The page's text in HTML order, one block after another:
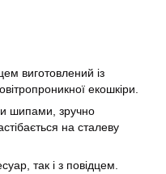
виготовлений із
екошкіри.
шипами, зручно
на сталеву
так і з повідцем.